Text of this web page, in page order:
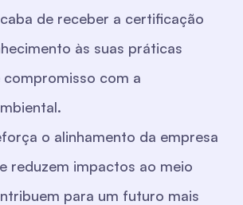
de receber a certificação
às suas práticas
compromisso com a
o alinhamento da empresa
reduzem impactos ao meio
para um futuro mais